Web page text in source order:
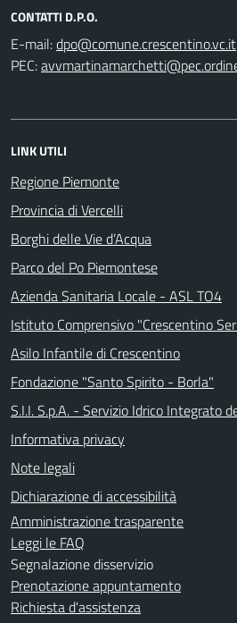
CONTATTI D.P.O.
E-mail:
PEC:
LINK UTILI
Regione Piemonte
Provincia di Vercelli
Borghi delle Vie d’Acqua
Parco del Po Piemontese
Azienda Sanitaria Locale - ASL TO4
Istituto Comprensivo "Crescentino
Asilo Infantile di Crescentino
Fondazione "Santo Spirito - Borla"
S.I.I. S.p.A. - Servizio Idrico Integrato
Informativa privacy
Note legali
Dichiarazione di accessibilità
Amministrazione trasparente
Leggi le FAQ
Segnalazione disservizio
Prenotazione appuntamento
Richiesta d'assistenza